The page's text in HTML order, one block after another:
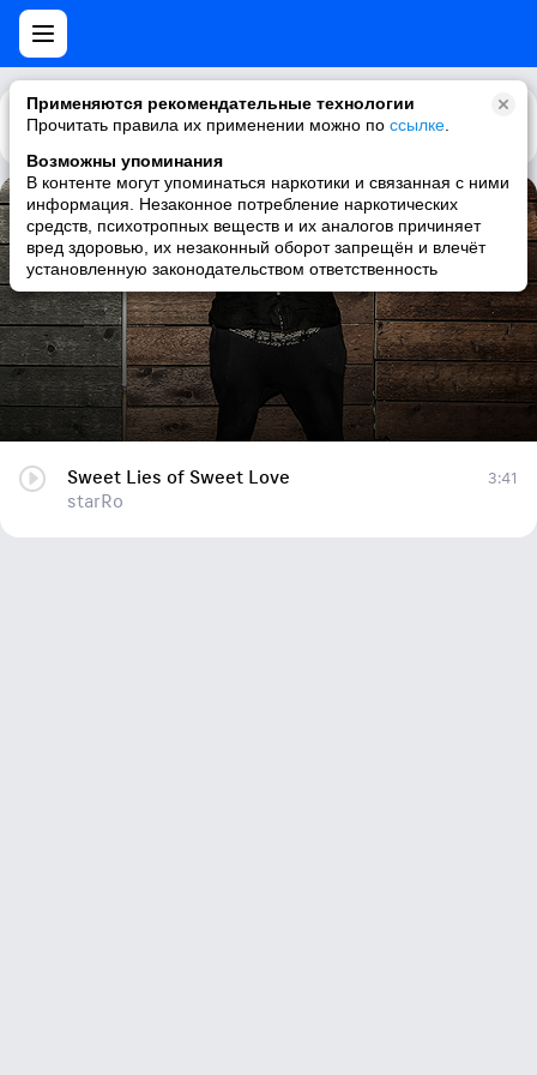
Применяются рекомендательные технологии
Прочитать правила их применении можно по ссылке
Возможны упоминания
В контенте могут упоминаться наркотики и связанная с ними
информация. Незаконное потребление наркотических
средств, психотропных веществ и их аналогов причиняет
вред здоровью, их незаконный оборот запрещён и влечёт
установленную законодательством ответственность
Каталог Рекомендации
Sweet Lies of Sweet Love
starRo
Sweet Lies of Sweet Love
starRo
3:41